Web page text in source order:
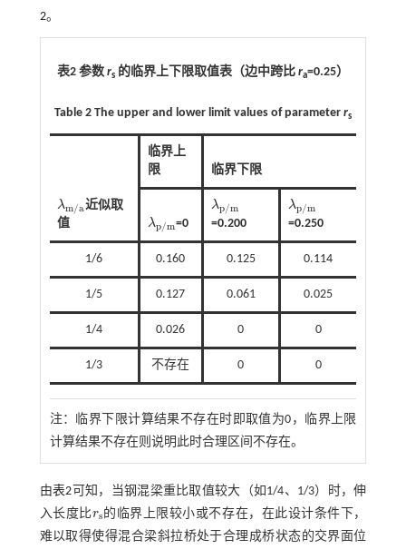
2。
表2 参数rs的临界上下限取值表（边中跨比 ra=0.25）
Table 2 The upper and lower limit values of parameter rs
λm/a
λm/a近似取
值
临界上
限
临界下限
λp/m
λp/m=0
λp/m
λp/m
=0.200
λp/m
λp/m
=0.250
1/6 0.160 0.125 0.114
1/5 0.127 0.061 0.025
1/4 0.026 0 0
1/3 不存在 0 0
注： 临界下限计算结果不存在时即取值为0，临界上限
计算结果不存在则说明此时合理区间不存在。
由表2 可知，当钢混梁重比取值较大（如1/4、1/3）时，伸
入长度比rs
rs 的临界上限较小或不存在，在此设计条件下，
难以取得使得混合梁斜拉桥处于合理成桥状态的交界面位